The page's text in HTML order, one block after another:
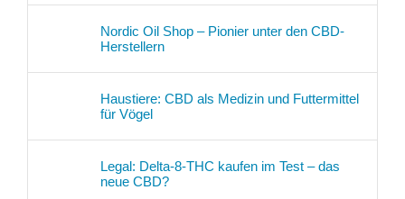
Nordic Oil Shop – Pionier unter den CBD-
Herstellern
Haustiere: CBD als Medizin und Futtermittel
für Vögel
Legal: Delta-8-THC kaufen im Test – das
neue CBD?